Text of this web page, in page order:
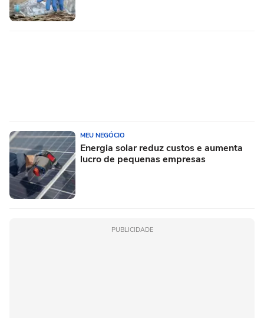
MEU NEGÓCIO
Energia solar reduz custos e aumenta
lucro de pequenas empresas
PUBLICIDADE